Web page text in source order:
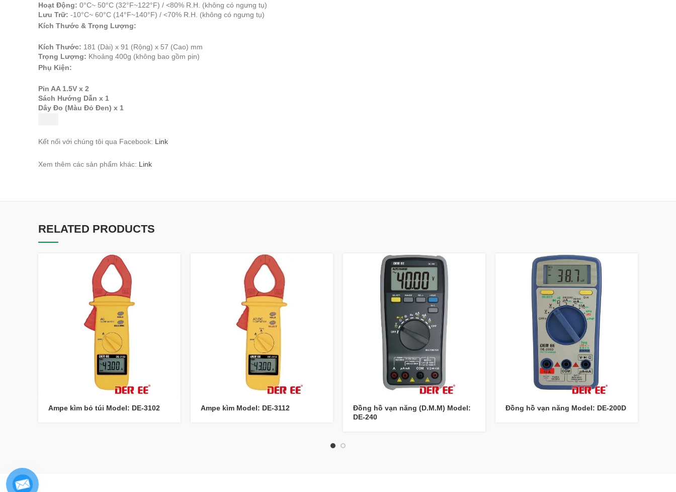
Hoạt Động: 0°C~ 50°C (32°F~122°F) / <80% R.H. (không có ngưng tụ)
Lưu Trữ: -10°C~ 60°C (14°F~140°F) / <70% R.H. (không có ngưng tụ)
Kích Thước & Trọng Lượng:
Kích Thước: 181 (Dài) x 91 (Rộng) x 57 (Cao) mm
Trọng Lượng: Khoảng 400g (không bao gồm pin)
Phụ Kiện:
Pin AA 1.5V x 2
Sách Hướng Dẫn x 1
Dây Đo (Màu Đỏ Đen) x 1
Kết nối với chúng tôi qua Facebook: Link
Xem thêm các sản phẩm khác: Link
RELATED PRODUCTS
Ampe kìm bỏ túi Model: DE-3102 Ampe kìm Model: DE-3112
Đồng hồ vạn năng (D.M.M) Model:
DE-240
Đồng hồ vạn năng Model: DE-200D